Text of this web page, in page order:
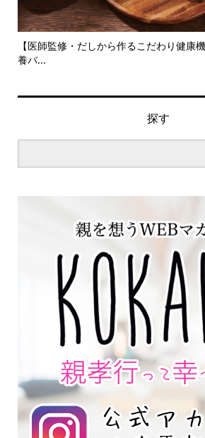
『親孝行について、いろんな角度から話
ン...
探す